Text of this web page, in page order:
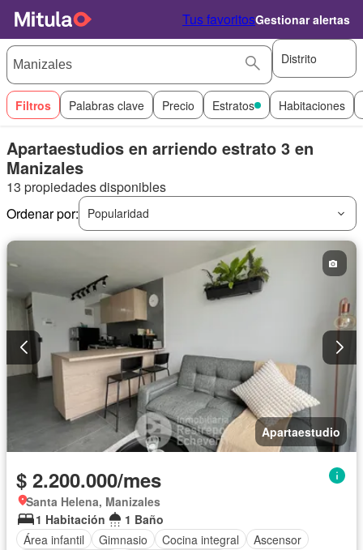
Tus favoritosGestionar alertas
Distrito
Filtros Palabras clave Precio Estratos Habitaciones
Apartaestudios en arriendo estrato 3 en
Manizales
13 propiedades disponibles
Ordenar por:
Popularidad
Apartaestudio
$ 2.200.000/mes
Santa Helena, Manizales
1 Habitación
1 Baño
Área infantil
Gimnasio Cocina integral
Ascensor